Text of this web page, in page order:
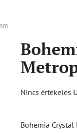
A
értékelése
Nincs értékelés
Bohemia